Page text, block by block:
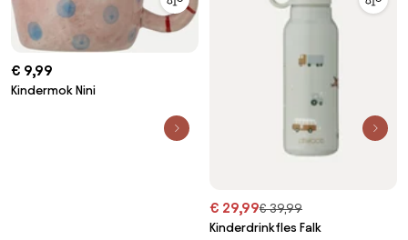
€ 9,99
Kindermok Nini
€ 29,99€ 39,99
Kinderdrinkfles Falk